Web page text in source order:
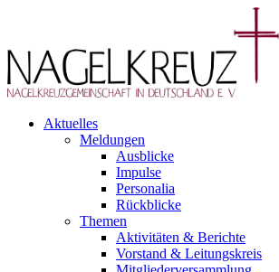
Aktuelles
Meldungen
Ausblicke
Impulse
Personalia
Rückblicke
Themen
Aktivitäten & Berichte
Vorstand & Leitungskreis